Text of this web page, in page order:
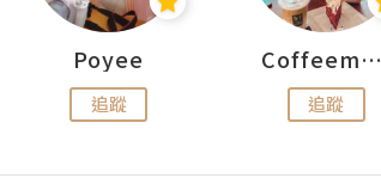
Poyee
追蹤
Coffeemeetjojo
追蹤